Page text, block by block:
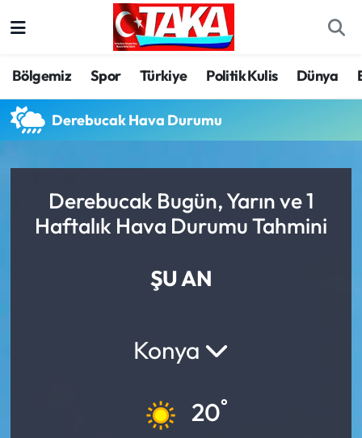
Bölgemiz Spor Türkiye Politik Kulis Dünya
Derebucak Hava Durumu
Derebucak Bugün, Yarın ve 1
Haftalık Hava Durumu Tahmini
ŞU AN
Konya
20°
Spor
Türkiye
Politika
Trabzon Hava Durumu
Trabzon Trafik Yoğunluk Haritası
Tüm Manşetler
Son Dakika Haberleri